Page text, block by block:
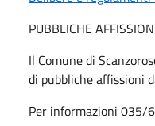
PUBBLICHE
Il Comune di
di pubbliche affissioni
Per informazioni 035/